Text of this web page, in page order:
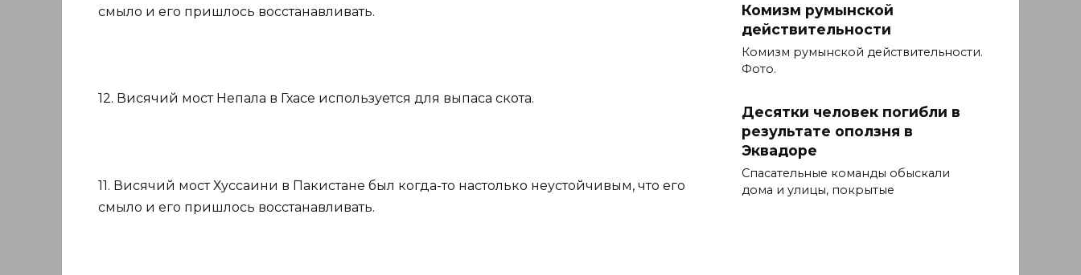
смыло и его пришлось восстанавливать.
12. Висячий мост Непала в Гхасе используется для выпаса скота.
11. Висячий мост Хуссаини в Пакистане был когда-то настолько неустойчивым, что его
смыло и его пришлось восстанавливать.
Комизм румынской
действительности
Комизм румынской действительности.
Фото.
Десятки человек погибли в
результате оползня в
Эквадоре
Спасательные команды обыскали
дома и улицы, покрытые